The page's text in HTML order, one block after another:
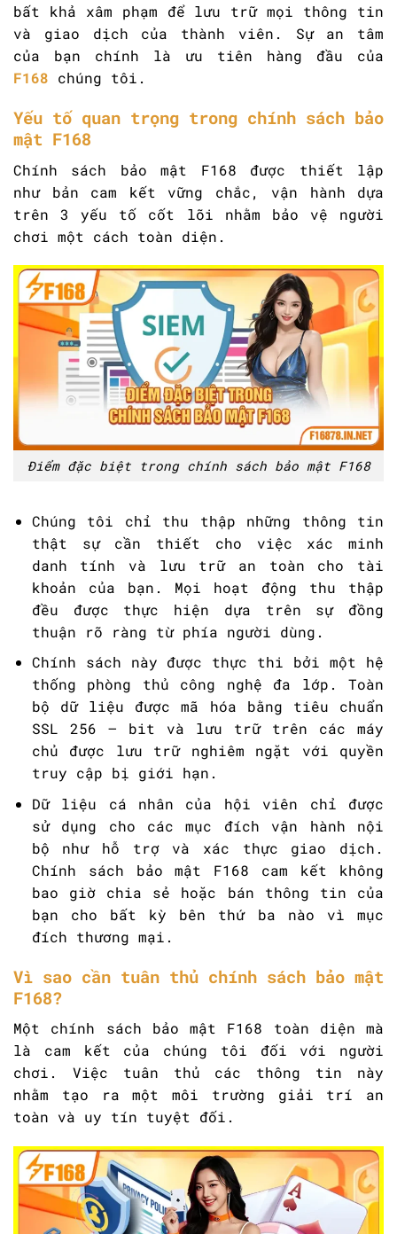
bất khả xâm phạm để lưu trữ mọi thông tin
và giao dịch của thành viên. Sự an tâm
của bạn chính là ưu tiên hàng đầu của
F168 chúng tôi.
Yếu tố quan trọng trong chính sách bảo
mật F168
Chính sách bảo mật F168 được thiết lập
như bản cam kết vững chắc, vận hành dựa
trên 3 yếu tố cốt lõi nhằm bảo vệ người
chơi một cách toàn diện.
Điểm đặc biệt trong chính sách bảo mật F168
Chúng tôi chỉ thu thập những thông tin
thật sự cần thiết cho việc xác minh
danh tính và lưu trữ an toàn cho tài
khoản của bạn. Mọi hoạt động thu thập
đều được thực hiện dựa trên sự đồng
thuận rõ ràng từ phía người dùng.
Chính sách này được thực thi bởi một hệ
thống phòng thủ công nghệ đa lớp. Toàn
bộ dữ liệu được mã hóa bằng tiêu chuẩn
SSL 256 – bit và lưu trữ trên các máy
chủ được lưu trữ nghiêm ngặt với quyền
truy cập bị giới hạn.
Dữ liệu cá nhân của hội viên chỉ được
sử dụng cho các mục đích vận hành nội
bộ như hỗ trợ và xác thực giao dịch.
Chính sách bảo mật F168 cam kết không
bao giờ chia sẻ hoặc bán thông tin của
bạn cho bất kỳ bên thứ ba nào vì mục
đích thương mại.
Vì sao cần tuân thủ chính sách bảo mật
F168?
Một chính sách bảo mật F168 toàn diện mà
là cam kết của chúng tôi đối với người
chơi. Việc tuân thủ các thông tin này
nhằm tạo ra một môi trường giải trí an
toàn và uy tín tuyệt đối.